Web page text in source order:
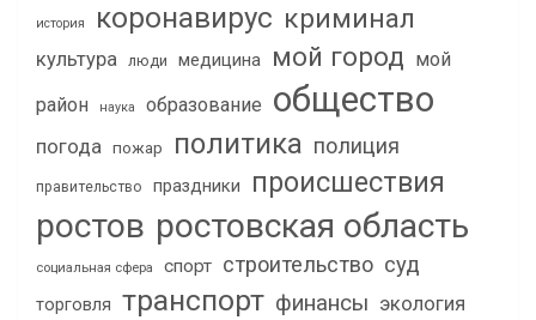
история коронавирус криминал
культура люди медицина мой город мой
район
наука образование общество
погода пожар политика полиция
правительство праздники происшествия
ростов ростовская область
социальная сфера спорт строительство суд
торговля транспорт финансы экология